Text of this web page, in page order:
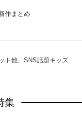
作まとめ
ト他、SNS話題キッズ
集